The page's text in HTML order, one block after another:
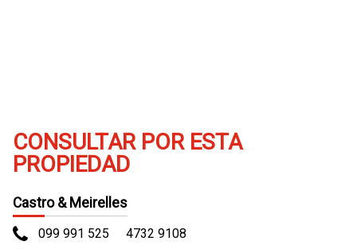
CONSULTAR POR ESTA
PROPIEDAD
Castro & Meirelles
099 991 525
4732 9108